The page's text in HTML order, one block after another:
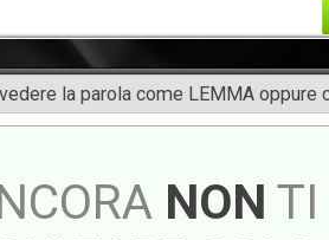
la parola come LEMMA oppure
NON TI